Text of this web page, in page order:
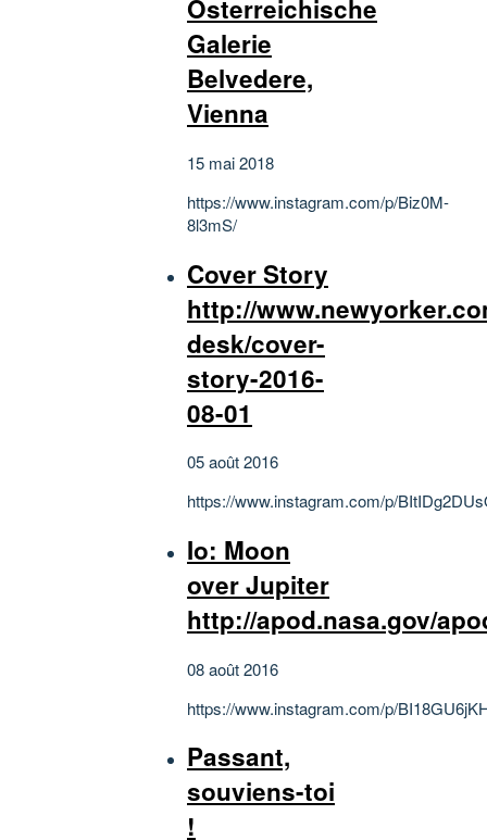
Österreichische
Galerie
Belvedere,
Vienna
15 mai 2018
https://www.instagram.com/p/Biz0M-
8l3mS/
Cover Story
http://
desk/cover-
story-2016-
08-01
05 août 2016
https://www.instagram.com/p/
Io: Moon
over Jupiter
http://apod.nasa.gov/
08 août 2016
https://www.instagram.com/p/
Passant,
souviens-toi
!